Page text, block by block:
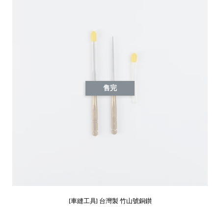
售完
[車縫工具] 台灣製 竹山號銅鑚